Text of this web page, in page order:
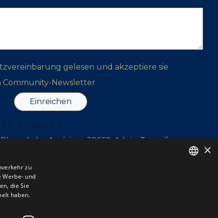
gelesen und akzeptiere sie
Community-Newsletter
Einreichen
de las Américas, 38660, Adeje, Tenerife
Sur, Tenerife
×
zu
Werbe- und
die Sie
haben.